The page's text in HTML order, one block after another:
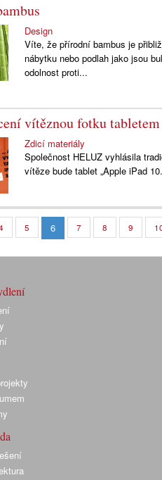
Design
Víte, že přírodní bambus je
nábytku nebo podlah jako jsou
odolnost proti...
vítěznou fotku
Zdicí materiály
Společnost HELUZ vyhlásila
vítěze bude tablet „Apple iPad
5 6 7 8 9